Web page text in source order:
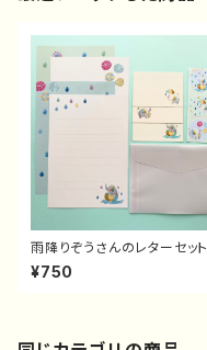
雨降りぞうさんのレターセット
¥750